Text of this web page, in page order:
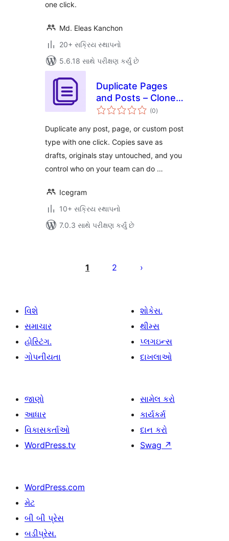
one click.
Md. Eleas Kanchon
20+ સક્રિય સ્થાપનો
5.6.18 સાથે પરીક્ષણ કર્યું છે
Duplicate Pages
and Posts – Clone
WordPress Posts,
Post Types
(0કુલ
રેટિંગ્સ
)
Duplicate any post, page, or custom post
type with one click. Copies save as
drafts, originals stay untouched, and you
control who on your team can do …
Icegram
10+ સક્રિય સ્થાપનો
7.0.3 સાથે પરીક્ષણ કર્યું છે
1 2
વિશે
સમાચાર
હોસ્ટિંગ.
ગોપનીયતા
શોકેસ.
થીમ્સ
પ્લગઇન્સ
દાખલાઓ
જાણો
આધાર
વિકાસકર્તાઓ
WordPress.tv
સામેલ કરો
કાર્યકર્મ
દાન કરો
Swag ↗
WordPress.com
મેટ
બી બી પ્રેસ
બડીપ્રેસ.